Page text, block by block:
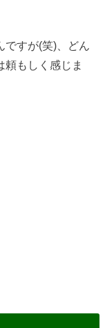
ですが(笑)、どん
頼もしく感じま